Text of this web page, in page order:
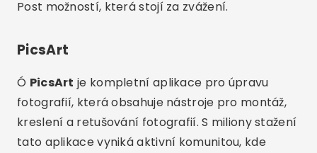
Post možností, která stojí za zvážení.
PicsArt
Ó PicsArt je kompletní aplikace pro úpravu
fotografií, která obsahuje nástroje pro montáž,
kreslení a retušování fotografií. S miliony stažení
tato aplikace vyniká aktivní komunitou, kde